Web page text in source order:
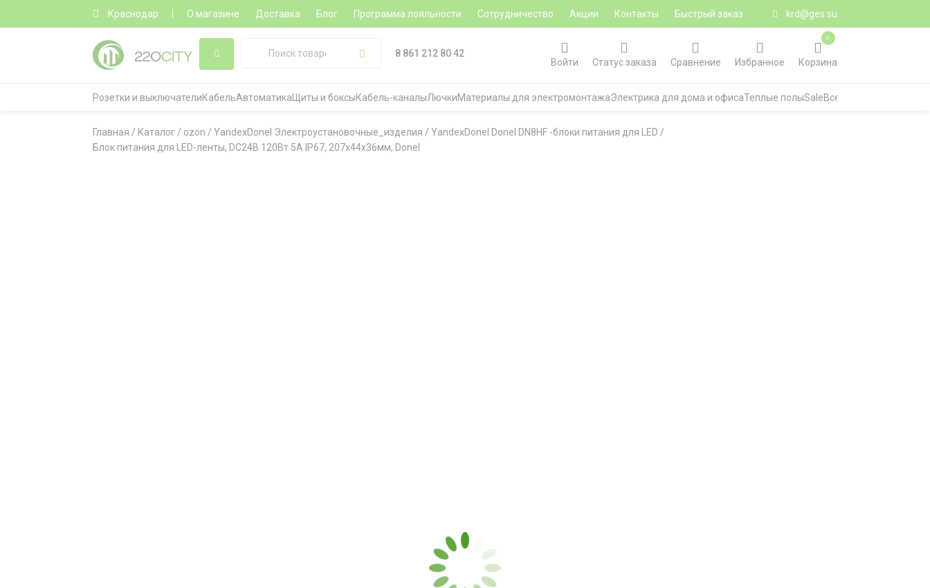
Краснодар О магазине Доставка Блог Программа лояльности Сотрудничество Акции Контакты Быстрый заказ krd@ges.su
8 861 212 80 42
Войти
Статус заказа Сравнение Избранное Корзина
0
Розетки и выключателиКабельАвтоматика Щиты и боксыКабель-каналыЛючкиМатериалы для электромонтажаЭлектрика для дома и офисаТеплые полыSaleВсе категории
Главная / Каталог / ozon / YandexDonel Электроустановочные_изделия / YandexDonel Donel DN8HF -блоки питания для LED /
Блок питания для LED-ленты, DC24В 120Вт 5А IP67, 207х44х36мм, Donel